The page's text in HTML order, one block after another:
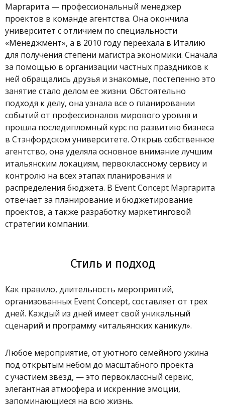
Маргарита — профессиональный менеджер
проектов в команде агентства. Она окончила
университет с отличием по специальности
«Менеджмент», а в 2010 году переехала в Италию
для получения степени магистра экономики. Сначала
за помощью в организации частных праздников к
ней обращались друзья и знакомые, постепенно это
занятие стало делом ее жизни. Обстоятельно
подходя к делу, она узнала все о планировании
событий от профессионалов мирового уровня и
прошла последипломный курс по развитию бизнеса
в Стэнфордском университете. Открыв собственное
агентство, она уделяла основное внимание лучшим
итальянским локациям, первоклассному сервису и
контролю на всех этапах планирования и
распределения бюджета. В Event Concept Маргарита
отвечает за планирование и бюджетирование
проектов, а также разработку маркетинговой
стратегии компании.
Стиль и подход
Как правило, длительность мероприятий,
организованных Event Concept, составляет от трех
дней. Каждый из дней имеет свой уникальный
сценарий и программу «итальянских каникул».
Любое мероприятие, от уютного семейного ужина
под открытым небом до масштабного проекта
с участием звезд, — это первоклассный сервис,
элегантная атмосфера и искренние эмоции,
запоминающиеся на всю жизнь.